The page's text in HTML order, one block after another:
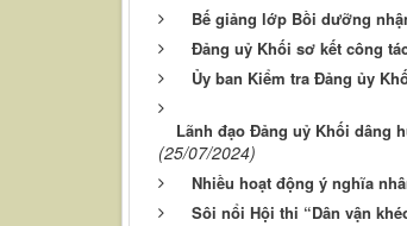
Bế giảng lớp Bồi dưỡng
Đảng uỷ Khối sơ kết công
Ủy ban Kiểm tra Đảng ủy
Lãnh đạo Đảng uỷ Khối dâng
(25/07/2024)
Nhiều hoạt động ý nghĩa
Sôi nổi Hội thi “Dân vận